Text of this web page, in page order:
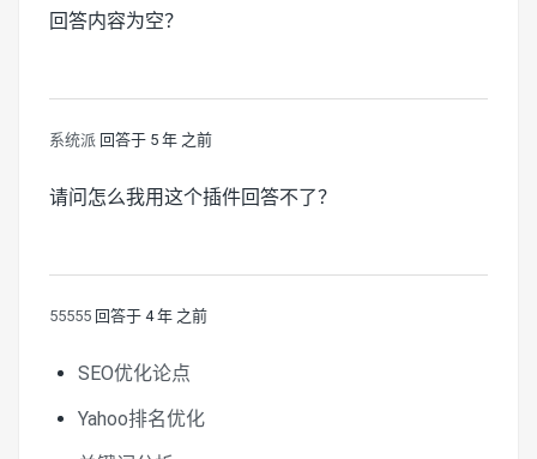
回答内容为空？
系统派 回答于 5 年 之前
请问怎么我用这个插件回答不了？
55555 回答于 4 年 之前
SEO优化论点
Yahoo排名优化